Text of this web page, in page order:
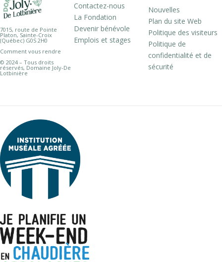
7015, route de Pointe
Platon, Sainte-Croix
(Québec) G0S 2H0
Comment vous rendre
© 2024 – Tous droits
réservés, Domaine Joly-De
Lotbinière
Contactez-nous
La Fondation
Devenir bénévole
Emplois et stages
Nouvelles
Plan du site Web
Politique des visiteurs
Politique de
confidentialité et de
sécurité